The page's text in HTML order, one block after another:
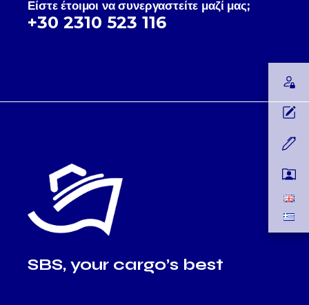
Είστε έτοιμοι να συνεργαστείτε μαζί μας;
+30 2310 523 116
SBS, your cargo’s best